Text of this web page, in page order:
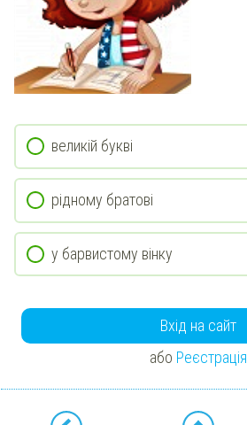
великій букві
рідному братові
у барвистому вінку
Вхід на сайт
або Реєстрація